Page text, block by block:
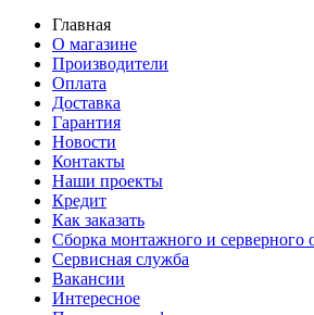
Главная
О магазине
Производители
Оплата
Доставка
Гарантия
Новости
Контакты
Наши проекты
Кредит
Как заказать
Сборка монтажного и серверного
Сервисная служба
Вакансии
Интересное